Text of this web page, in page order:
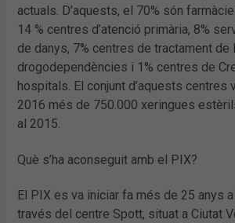
actuals. D’aquests, el 70% són
14 % centres d’atenció primària, 8%
de danys, 7% centres de tractament de
drogodependències i 1% centres de
hospitals. El conjunt d’aquests centres
2016 més de 750.000 xeringues
al 2015.
Què s’ha aconseguit amb el PIX?
El PIX es va iniciar fa més de 25 anys
través del centre Spott, situat a Ciutat